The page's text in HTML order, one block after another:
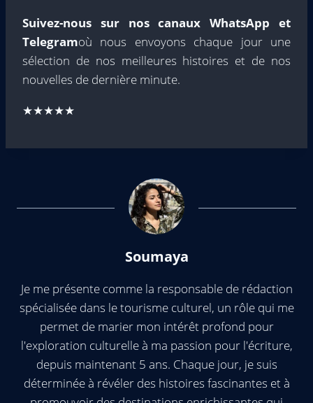
Suivez-nous sur nos canaux WhatsApp et
Telegramoù nous envoyons chaque jour une
sélection de nos meilleures histoires et de nos
nouvelles de dernière minute.
★★★★★
Soumaya
Je me présente comme la responsable de rédaction
spécialisée dans le tourisme culturel, un rôle qui me
permet de marier mon intérêt profond pour
l'exploration culturelle à ma passion pour l'écriture,
depuis maintenant 5 ans. Chaque jour, je suis
déterminée à révéler des histoires fascinantes et à